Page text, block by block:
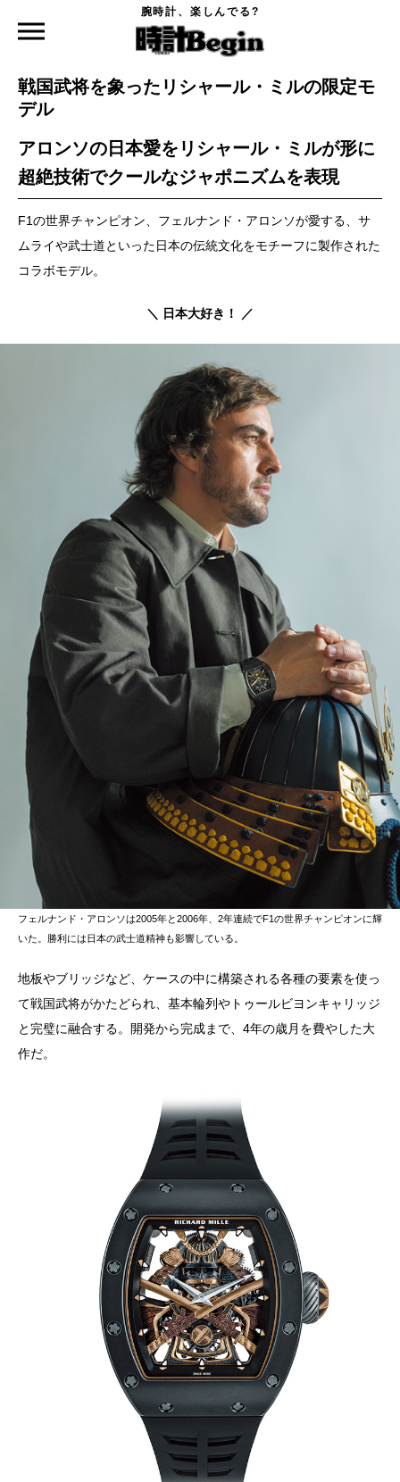
腕時計、楽しんでる?
戦国武将を象ったリシャール・ミルの限定モデル
戦国武将を象ったリシャール・ミルの限定モ
デル
アロンソの日本愛をリシャール・ミルが形に
超絶技術でクールなジャポニズムを表現
F1の世界チャンピオン、フェルナンド・アロンソが愛する、サ
ムライや武士道といった日本の伝統文化をモチーフに製作された
コラボモデル。
＼ 日本大好き！ ／
フェルナンド・アロンソは2005年と2006年、2年連続でF1の世界チャンピオンに輝
いた。勝利には日本の武士道精神も影響している。
地板やブリッジなど、ケースの中に構築される各種の要素を使っ
て戦国武将がかたどられ、基本輪列やトゥールビヨンキャリッジ
と完璧に融合する。開発から完成まで、4年の歳月を費やした大
作だ。